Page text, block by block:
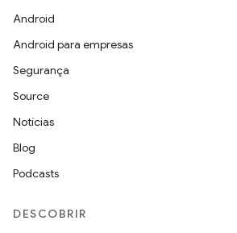
Android
Android para empresas
Segurança
Source
Notícias
Blog
Podcasts
DESCOBRIR